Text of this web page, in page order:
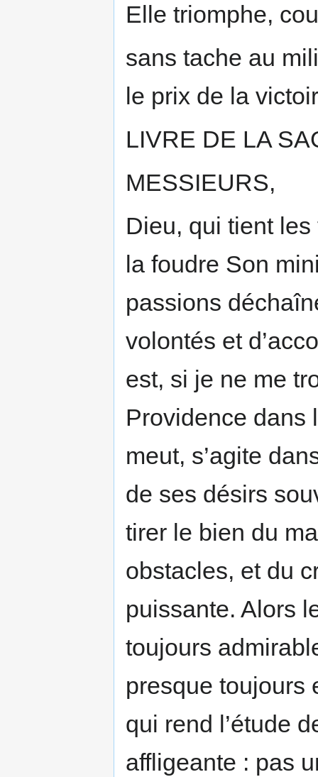
Elle triomphe,
sans tache au
le prix de la
LIVRE DE LA
MESSIEURS,
Dieu, qui tient
la foudre Son
passions
volontés et
est, si je ne me
Providence dans
meut, s’agite
de ses désirs
tirer le bien du
obstacles, et du
puissante. Alors
toujours
presque toujours
qui rend l’étude
affligeante : pas